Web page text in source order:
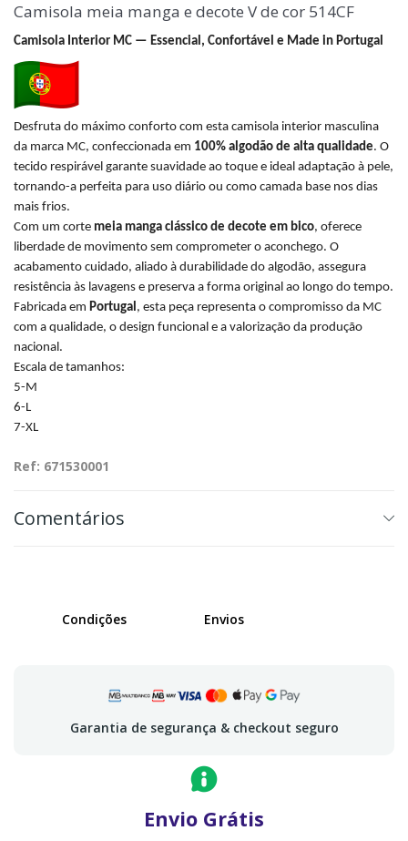
Camisola meia manga e decote V de cor 514CF
Camisola Interior MC — Essencial, Confortável e Made in Portugal
Desfruta do máximo conforto com esta camisola interior masculina
da marca MC, confeccionada em 100% algodão de alta qualidade. O
tecido respirável garante suavidade ao toque e ideal adaptação à pele,
tornando-a perfeita para uso diário ou como camada base nos dias
mais frios.
Com um corte meia manga clássico de decote em bico, oferece
liberdade de movimento sem comprometer o aconchego. O
acabamento cuidado, aliado à durabilidade do algodão, assegura
resistência às lavagens e preserva a forma original ao longo do tempo.
Fabricada em Portugal, esta peça representa o compromisso da MC
com a qualidade, o design funcional e a valorização da produção
nacional.
Escala de tamanhos:
5-M
6-L
7-XL
Ref: 671530001
Comentários
Condições Envios
Garantia de segurança & checkout seguro
Envio Grátis